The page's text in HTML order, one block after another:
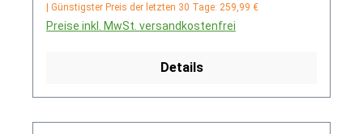
| Günstigster Preis der letzten 30 Tage: 259,99 €
Preise inkl. MwSt. versandkostenfrei
Details